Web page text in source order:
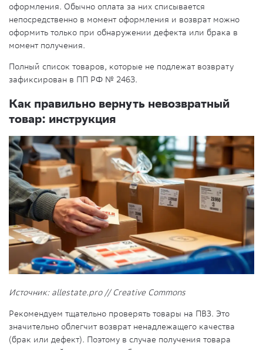
оформления. Обычно оплата за них списывается
непосредственно в момент оформления и возврат можно
оформить только при обнаружении дефекта или брака в
момент получения.
Полный список товаров, которые не подлежат возврату
зафиксирован в ПП РФ № 2463.
Как правильно вернуть невозвратный
товар: инструкция
Источник: allestate.pro // Creative Commons
Рекомендуем тщательно проверять товары на ПВЗ. Это
значительно облегчит возврат ненадлежащего качества
(брак или дефект). Поэтому в случае получения товара